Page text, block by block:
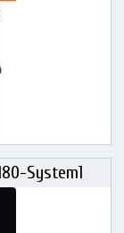
System1